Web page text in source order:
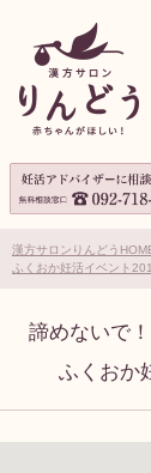
漢方サロンりんどう
ふくおか妊活イベント
諦めないで
ふくおか